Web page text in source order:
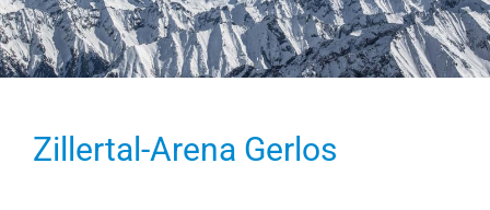
Zillertal-Arena Gerlos